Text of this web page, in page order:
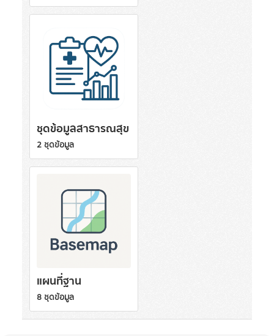
ชุดข้อมูลสาธารณสุข
2 ชุดข้อมูล
แผนที่ฐาน
8 ชุดข้อมูล